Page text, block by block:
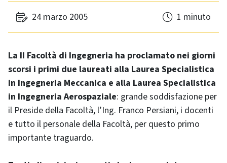
24 marzo 2005 1 minuto
La II Facoltà di Ingegneria ha proclamato nei giorni
scorsi i primi due laureati alla Laurea Specialistica
in Ingegneria Meccanica e alla Laurea Specialistica
in Ingegneria Aerospaziale: grande soddisfazione per
il Preside della Facoltà, l’Ing. Franco Persiani, i docenti
e tutto il personale della Facoltà, per questo primo
importante traguardo.